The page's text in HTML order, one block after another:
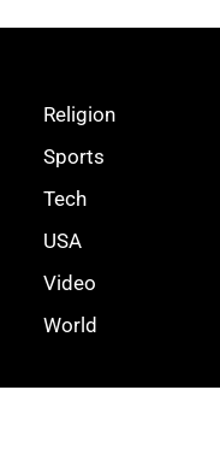
Religion
Sports
Tech
USA
Video
World